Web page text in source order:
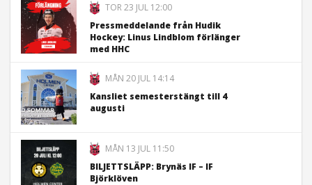
TOR 23 JUL 12:00
Pressmeddelande från Hudik
Hockey: Linus Lindblom förlänger
med HHC
MÅN 20 JUL 14:14
Kansliet semesterstängt till 4
augusti
MÅN 13 JUL 11:50
BILJETTSLÄPP: Brynäs IF – IF
Björklöven